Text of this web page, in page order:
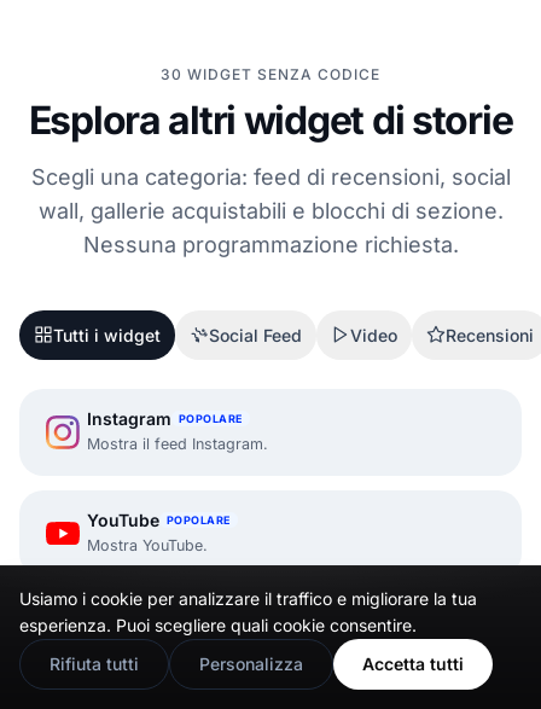
30 WIDGET SENZA CODICE
Esplora altri widget di storie
Scegli una categoria: feed di recensioni, social
wall, gallerie acquistabili e blocchi di sezione.
Nessuna programmazione richiesta.
Tutti i widget Social Feed Video Recensioni
Instagram POPOLARE
Mostra il feed Instagram.
YouTube POPOLARE
Mostra YouTube.
X (Twitter) POPOLARE
Incorpora i widget X.
Usiamo i cookie per analizzare il traffico e migliorare la tua
esperienza. Puoi scegliere quali cookie consentire.
Rifiuta tutti
Personalizza Accetta tutti
🇬🇧 Would you prefer this site in English?
View in English